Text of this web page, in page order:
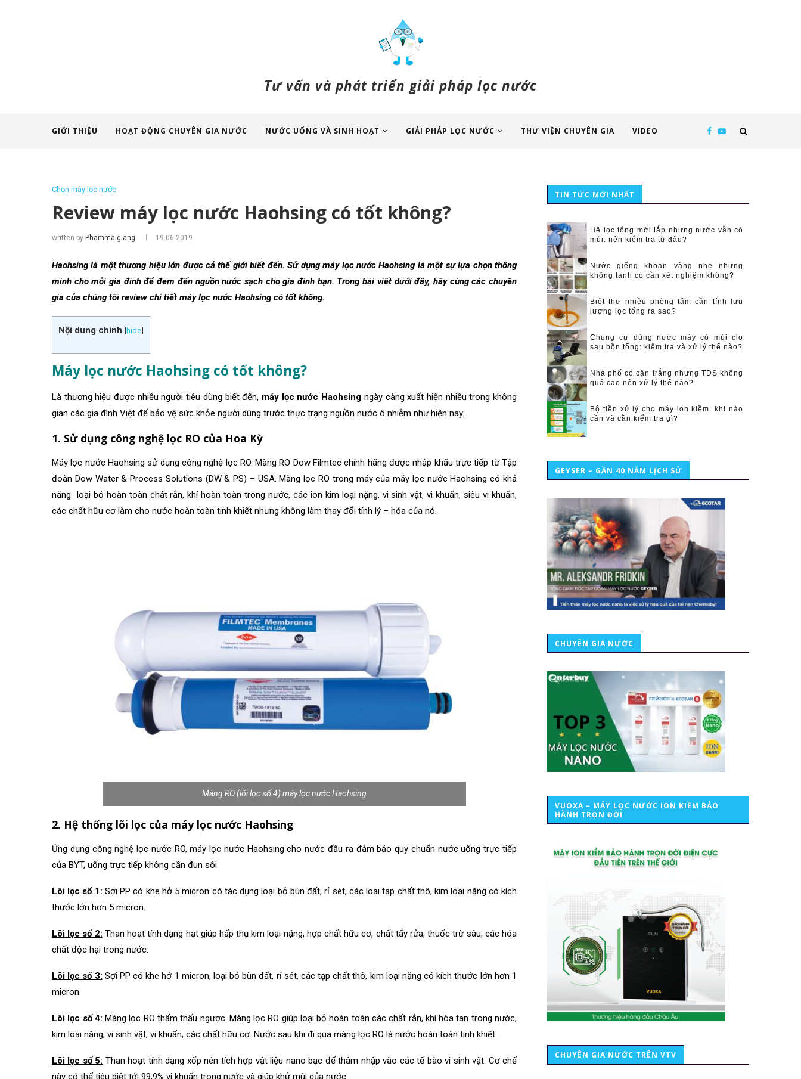
Tư vấn và phát triển giải pháp lọc nước
GIỚI THIỆU HOẠT ĐỘNG CHUYÊN GIA NƯỚC NƯỚC UỐNG VÀ SINH HOẠT GIẢI PHÁP LỌC NƯỚC THƯ VIỆN CHUYÊN GIA VIDEO
Chọn máy lọc nước
Review máy lọc nước Haohsing có tốt không?
written by Phammaigiang 19.06.2019
Haohsing là một thương hiệu lớn được cả thế giới biết đến. Sử dụng máy lọc nước Haohsing là một sự lựa chọn thông
minh cho mỗi gia đình để đem đến nguồn nước sạch cho gia đình bạn. Trong bài viết dưới đây, hãy cùng các chuyên
gia của chúng tôi review chi tiết máy lọc nước Haohsing có tốt không.
Nội dung chính [hide]
Máy lọc nước Haohsing có tốt không?
Là thương hiệu được nhiều người tiêu dùng biết đến, máy lọc nước Haohsing ngày càng xuất hiện nhiều trong không
gian các gia đình Việt để bảo vệ sức khỏe người dùng trước thực trạng nguồn nước ô nhiễm như hiện nay.
1. Sử dụng công nghệ lọc RO của Hoa Kỳ
Máy lọc nước Haohsing sử dụng công nghệ lọc RO. Màng RO Dow Filmtec chính hãng được nhập khẩu trực tiếp từ Tập
đoàn Dow Water & Process Solutions (DW & PS) – USA. Màng lọc RO trong máy của máy lọc nước Haohsing có khả
năng loại bỏ hoàn toàn chất rắn, khí hoàn toàn trong nước, các ion kim loại nặng, vi sinh vật, vi khuẩn, siêu vi khuẩn,
các chất hữu cơ làm cho nước hoàn toàn tinh khiết nhưng không làm thay đổi tính lý – hóa của nó.
Màng RO (lõi lọc số 4) máy lọc nước Haohsing
2. Hệ thống lõi lọc của máy lọc nước Haohsing
Ứng dụng công nghệ lọc nước RO, máy lọc nước Haohsing cho nước đầu ra đảm bảo quy chuẩn nước uống trực tiếp
của BYT, uống trực tiếp không cần đun sôi.
Lõi lọc số 1: Sợi PP có khe hở 5 micron có tác dụng loại bỏ bùn đất, rỉ sét, các loại tạp chất thô, kim loại nặng có kích
thước lớn hơn 5 micron.
Lõi lọc số 2: Than hoạt tính dạng hạt giúp hấp thụ kim loại nặng, hợp chất hữu cơ, chất tẩy rửa, thuốc trừ sâu, các hóa
chất độc hại trong nước.
Lõi lọc số 3: Sợi PP có khe hở 1 micron, loại bỏ bùn đất, rỉ sét, các tạp chất thô, kim loại nặng có kích thước lớn hơn 1
micron.
Lõi lọc số 4: Màng lọc RO thẩm thấu ngược. Màng lọc RO giúp loại bỏ hoàn toàn các chất rắn, khí hòa tan trong nước,
kim loại nặng, vi sinh vật, vi khuẩn, các chất hữu cơ. Nước sau khi đi qua màng lọc RO là nước hoàn toàn tinh khiết.
Lõi lọc số 5: Than hoạt tính dạng xốp nén tích hợp vật liệu nano bạc để thâm nhập vào các tế bào vi sinh vật. Cơ chế
này có thể tiêu diệt tới 99,9% vi khuẩn trong nước và giúp khử mùi của nước.
TIN TỨC MỚI NHẤT
Hệ lọc tổng mới lắp nhưng nước vẫn có
mùi: nên kiểm tra từ đâu?
Nước giếng khoan vàng nhẹ nhưng
không tanh có cần xét nghiệm không?
Biệt thự nhiều phòng tắm cần tính lưu
lượng lọc tổng ra sao?
Chung cư dùng nước máy có mùi clo
sau bồn tổng: kiểm tra và xử lý thế nào?
Nhà phố có cặn trắng nhưng TDS không
quá cao nên xử lý thế nào?
Bộ tiền xử lý cho máy ion kiềm: khi nào
cần và cần kiểm tra gì?
GEYSER – GẦN 40 NĂM LỊCH SỬ
CHUYÊN GIA NƯỚC
VUOXA – MÁY LỌC NƯỚC ION KIỀM BẢO
HÀNH TRỌN ĐỜI
CHUYÊN GIA NƯỚC TRÊN VTV